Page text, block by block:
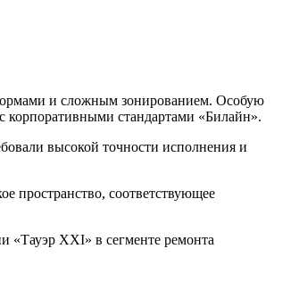
и сложным зонированием. Особую
корпоративными стандартами «Билайн».
высокой точности исполнения и
пространство, соответствующее
«Тауэр XXI» в сегменте ремонта